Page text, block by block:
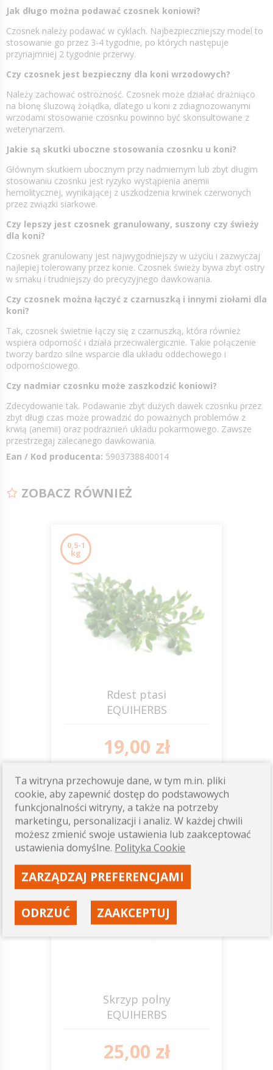
Jak długo można podawać czosnek koniowi?
Czosnek należy podawać w cyklach. Najbezpieczniejszy model to
stosowanie go przez 3-4 tygodnie, po których następuje
przynajmniej 2 tygodnie przerwy.
Czy czosnek jest bezpieczny dla koni wrzodowych?
Należy zachować ostrożność. Czosnek może działać drażniąco
na błonę śluzową żołądka, dlatego u koni z zdiagnozowanymi
wrzodami stosowanie czosnku powinno być skonsultowane z
weterynarzem.
Jakie są skutki uboczne stosowania czosnku u koni?
Głównym skutkiem ubocznym przy nadmiernym lub zbyt długim
stosowaniu czosnku jest ryzyko wystąpienia anemii
hemolitycznej, wynikającej z uszkodzenia krwinek czerwonych
przez związki siarkowe.
Czy lepszy jest czosnek granulowany, suszony czy świeży
dla koni?
Czosnek granulowany jest najwygodniejszy w użyciu i zazwyczaj
najlepiej tolerowany przez konie. Czosnek świeży bywa zbyt ostry
w smaku i trudniejszy do precyzyjnego dawkowania.
Czy czosnek można łączyć z czarnuszką i innymi ziołami dla
koni?
Tak, czosnek świetnie łączy się z czarnuszką, która również
wspiera odporność i działa przeciwalergicznie. Takie połączenie
tworzy bardzo silne wsparcie dla układu oddechowego i
odpornościowego.
Czy nadmiar czosnku może zaszkodzić koniowi?
Zdecydowanie tak. Podawanie zbyt dużych dawek czosnku przez
zbyt długi czas może prowadzić do poważnych problemów z
krwią (anemii) oraz podrażnień układu pokarmowego. Zawsze
przestrzegaj zalecanego dawkowania.
Ean / Kod producenta: 5903738840014
ZOBACZ RÓWNIEŻ
0,5-1
kg
Rdest ptasi
EQUIHERBS
19,00 zł
ZOBACZ
0,5-1-
kg
Skrzyp polny
EQUIHERBS
25,00 zł
Ta witryna przechowuje dane, w tym m.in. pliki
cookie, aby zapewnić dostęp do podstawowych
funkcjonalności witryny, a także na potrzeby
marketingu, personalizacji i analiz. W każdej chwili
możesz zmienić swoje ustawienia lub zaakceptować
ustawienia domyślne. Polityka Cookie
ZARZĄDZAJ PREFERENCJAMI
ODRZUĆ ZAAKCEPTUJ